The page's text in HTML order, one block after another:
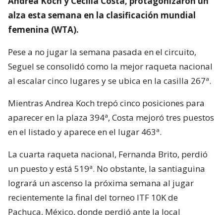
alza esta semana en la clasificación mundial
femenina (WTA).
Pese a no jugar la semana pasada en el circuito,
Seguel se consolidó como la mejor raqueta nacional
al escalar cinco lugares y se ubica en la casilla 267ª.
Mientras Andrea Koch trepó cinco posiciones para
aparecer en la plaza 394ª, Costa mejoró tres puestos
en el listado y aparece en el lugar 463ª.
La cuarta raqueta nacional, Fernanda Brito, perdió
un puesto y está 519ª. No obstante, la santiaguina
logrará un ascenso la próxima semana al jugar
recientemente la final del torneo ITF 10K de
Pachuca, México, donde perdió ante la local